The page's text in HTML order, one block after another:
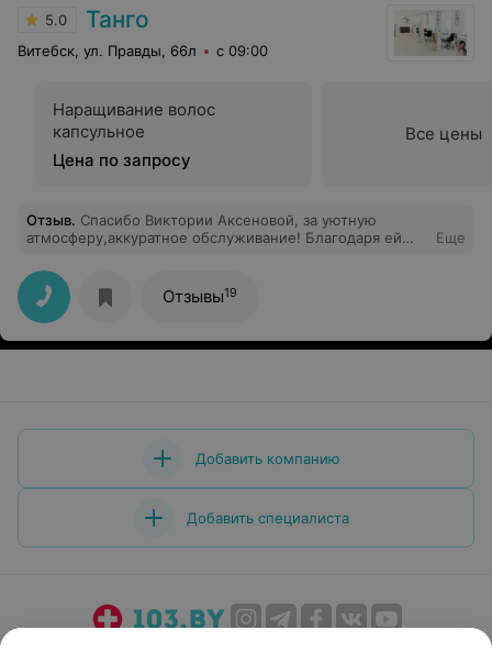
5.0 Танго
Витебск, ул. Правды, 66л с 09:00
Наращивание волос
капсульное
Цена по запросу
Все цены
Отзыв. Спасибо Виктории Аксеновой, за уютную
атмосферу,аккуратное обслуживание! Благодаря ей
то, что нужно и осталась довольна!
Еще
Отзывы19
Добавить компанию
Добавить специалиста